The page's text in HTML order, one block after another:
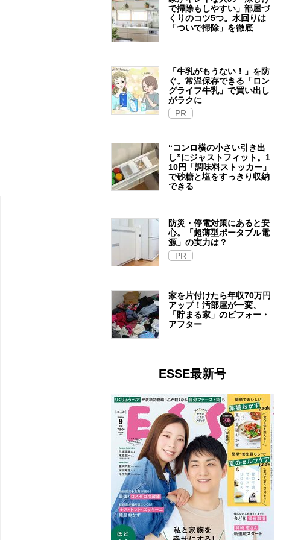
で掃除もしやすい」部屋づ
くりのコツ5つ。水回りは
「ついで掃除」を徹底
「牛乳がもうない！」を防
ぐ。常温保存できる「ロン
グライフ牛乳」で買い出し
がラクに
PR
“コンロ横の小さい引き出
し”にジャストフィット。1
10円「調味料ストッカー」
で砂糖と塩をすっきり収納
できる
防災・停電対策にあると安
心。「超薄型ポータブル電
源」の実力は？​
PR
家を片付けたら年収70万円
アップ！汚部屋が一変、
「貯まる家」のビフォー・
アフター
ESSE最新号